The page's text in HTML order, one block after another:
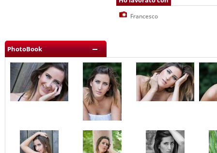
Francesco
PhotoBook